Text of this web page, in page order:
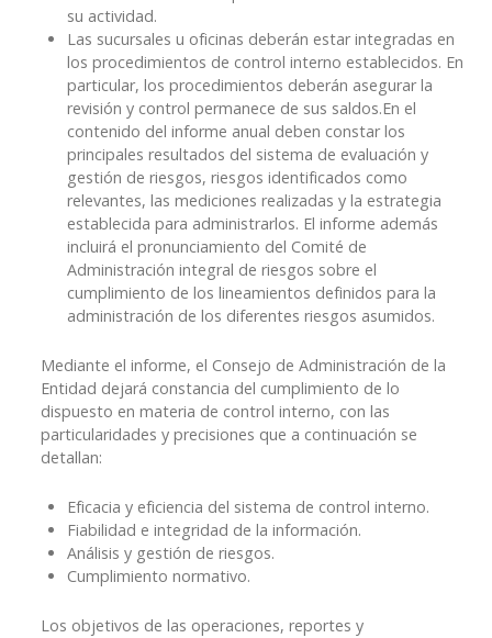
su actividad.
Las sucursales u oficinas deberán estar integradas en
los procedimientos de control interno establecidos. En
particular, los procedimientos deberán asegurar la
revisión y control permanece de sus saldos.En el
contenido del informe anual deben constar los
principales resultados del sistema de evaluación y
gestión de riesgos, riesgos identificados como
relevantes, las mediciones realizadas y la estrategia
establecida para administrarlos. El informe además
incluirá el pronunciamiento del Comité de
Administración integral de riesgos sobre el
cumplimiento de los lineamientos definidos para la
administración de los diferentes riesgos asumidos.
Mediante el informe, el Consejo de Administración de la
Entidad dejará constancia del cumplimiento de lo
dispuesto en materia de control interno, con las
particularidades y precisiones que a continuación se
detallan:
Eficacia y eficiencia del sistema de control interno.
Fiabilidad e integridad de la información.
Análisis y gestión de riesgos.
Cumplimiento normativo.
Los objetivos de las operaciones, reportes y